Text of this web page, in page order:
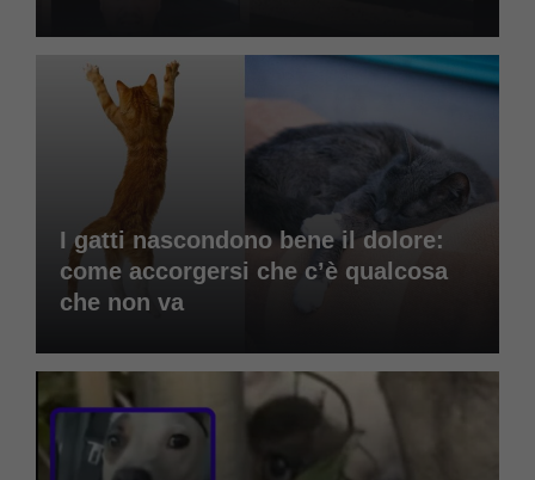
I gatti nascondono bene il dolore:
come accorgersi che c’è qualcosa
che non va